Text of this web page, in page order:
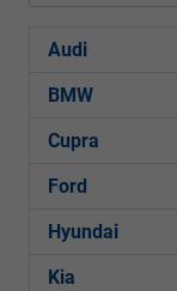
Audi
BMW
Cupra
Ford
Hyundai
Kia